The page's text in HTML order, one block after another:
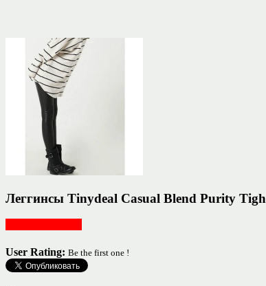
Леггинсы Tinydeal Casual Blend Purity
User Rating: Be the first one !